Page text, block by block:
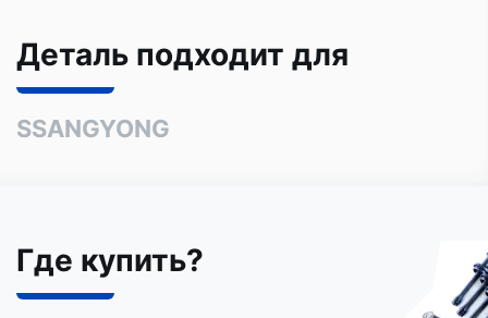
Деталь подходит для
SSANGYONG
Где купить?